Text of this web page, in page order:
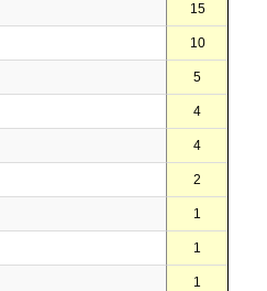
15
10
5
4
4
2
1
1
1